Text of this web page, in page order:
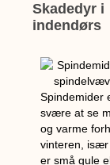
Skadedyr i
indendørs
Spindemider
svære at se
og varme
vinteren,
er små gule